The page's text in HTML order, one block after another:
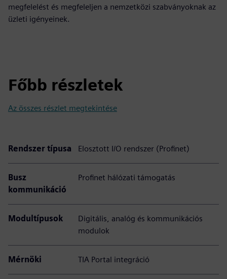
megfelelést és megfeleljen a nemzetközi szabványoknak az
üzleti igényeinek.
Főbb részletek
Az összes részlet megtekintése
Rendszer típusa Elosztott I/O rendszer (Profinet)
Busz
kommunikáció
Profinet hálózati támogatás
Modultípusok
Digitális, analóg és kommunikációs
modulok
Mérnöki TIA Portal integráció